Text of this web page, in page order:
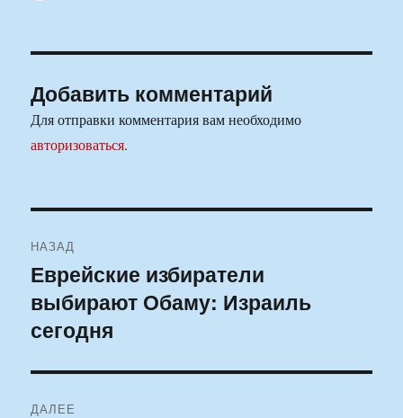
Добавить комментарий
Для отправки комментария вам необходимо
авторизоваться.
по
записям
НАЗАД
Предыдущая
запись:
Еврейские избиратели
выбирают Обаму: Израиль
сегодня
ДАЛЕЕ